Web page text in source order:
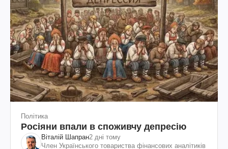
Політика
Росіяни впали в споживчу депресію
Віталій Шапран2 дні тому
Член Українського товариства фінансових аналітиків